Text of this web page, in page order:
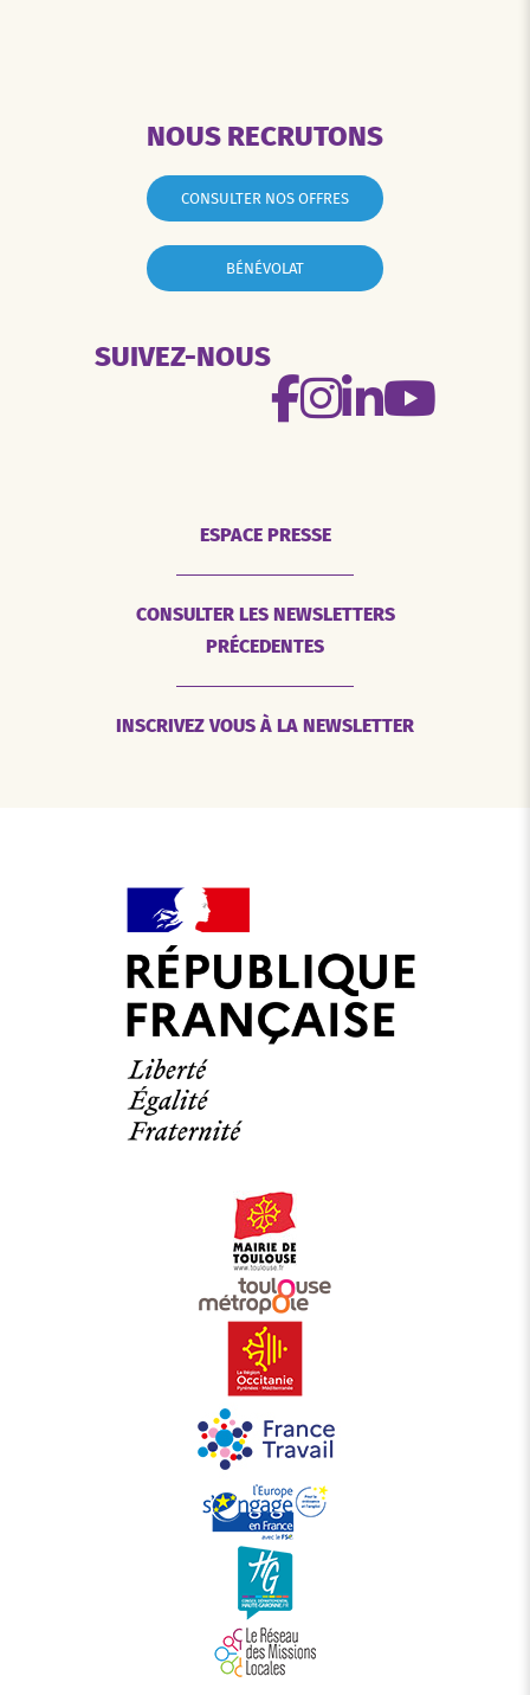
NOUS RECRUTONS
CONSULTER NOS OFFRES
BÉNÉVOLAT
SUIVEZ-NOUS
ESPACE PRESSE
CONSULTER LES NEWSLETTERS
PRÉCEDENTES
INSCRIVEZ VOUS À LA NEWSLETTER